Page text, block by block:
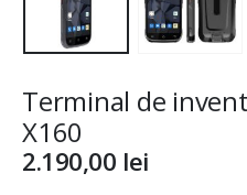
Terminal de
X160
2.190,00 lei